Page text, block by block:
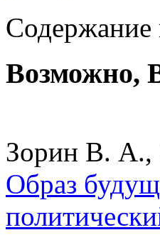
Содержание
Возможно,
Зорин В. А.,
Образ